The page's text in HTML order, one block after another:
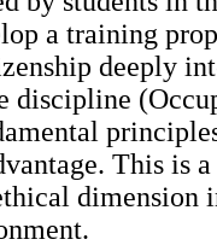
a training
deeply
discipline
This is
dimension